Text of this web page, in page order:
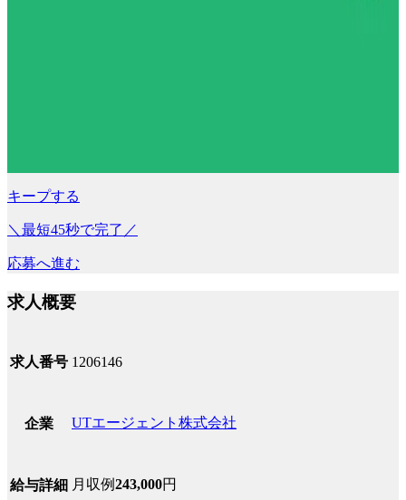
キープする
＼最短45秒で完了／
応募へ進む
求人概要
求人番号 1206146
企業 UTエージェント株式会社
給与詳細 月収例243,000円